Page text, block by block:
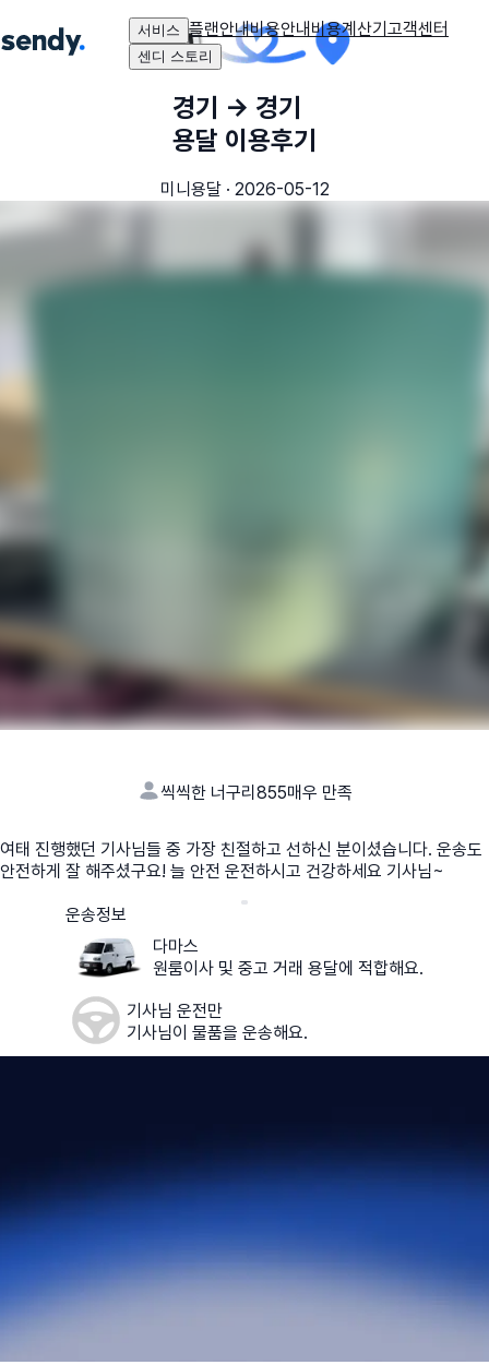
서비스 플랜안내비용안내비용계산기고객센터
센디 스토리
경기 → 경기
용달 이용후기
미니용달· 2026-05-12
씩씩한 너구리855매우 만족
여태 진행했던 기사님들 중 가장 친절하고 선하신 분이셨습니다. 운송도
안전하게 잘 해주셨구요! 늘 안전 운전하시고 건강하세요 기사님~
운송정보
다마스
원룸이사 및 중고 거래 용달에 적합해요.
기사님 운전만
기사님이 물품을 운송해요.